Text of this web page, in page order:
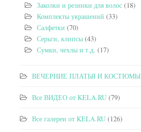
Заколки и резинки для волос (18)
Комплекты украшений (33)
Салфетки (70)
Серьги, клипсы (43)
Сумки, чехлы и т.д. (17)
ВЕЧЕРНИЕ ПЛАТЬЯ И КОСТЮМЫ
Все ВИДЕО от KELA.RU (79)
Все галереи от KELA.RU (126)